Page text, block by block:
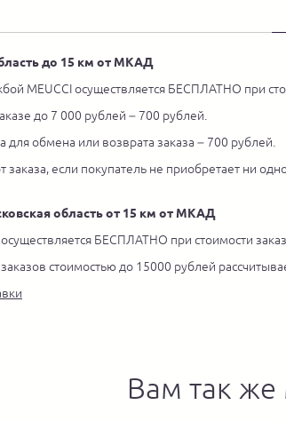
до 15 км от МКАД
MEUCCI осуществляется БЕСПЛАТНО при
до 7 000 рублей – 700 рублей.
для обмена или возврата заказа – 700 рублей.
заказа, если покупатель не приобретает ни
область от 15 км от МКАД
БЕСПЛАТНО при стоимости
стоимостью до 15000 рублей
Вам так же